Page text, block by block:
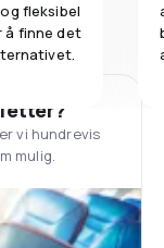
fleksibel
finne det
vi hundrevis
mulig.